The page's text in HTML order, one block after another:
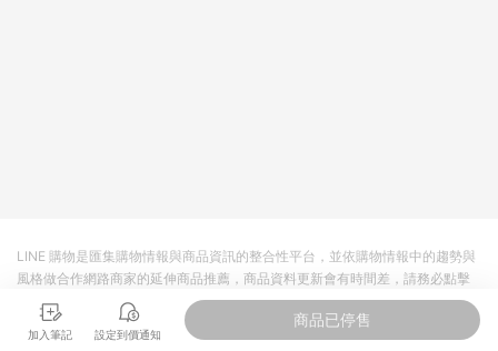
加入筆記 設定到價通知
商品已停售
LINE 購物是匯集購物情報與商品資訊的整合性平台，並依購物情報中的趨勢與
風格做合作網路商家的延伸商品推薦，商品資料更新會有時間差，請務必點擊
商品至各合作網路商家，確認現售價與購物條件，一切資訊以合作廠商網頁為
準。